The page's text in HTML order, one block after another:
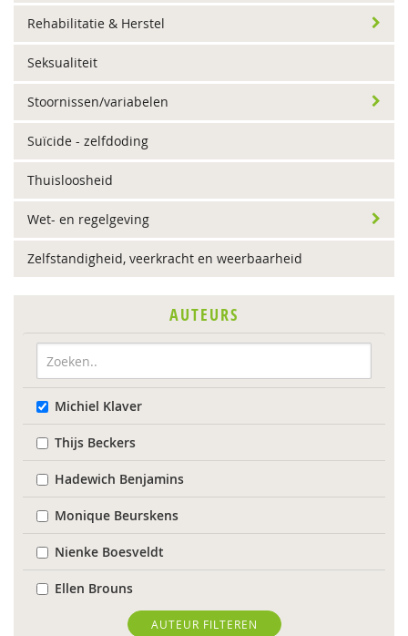
Rehabilitatie & Herstel
Seksualiteit
Stoornissen/variabelen
Suïcide - zelfdoding
Thuisloosheid
Wet- en regelgeving
Zelfstandigheid, veerkracht en weerbaarheid
AUTEURS
Michiel Klaver
Thijs Beckers
Hadewich Benjamins
Monique Beurskens
Nienke Boesveldt
Ellen Brouns
Flore Burger AUTEUR FILTEREN